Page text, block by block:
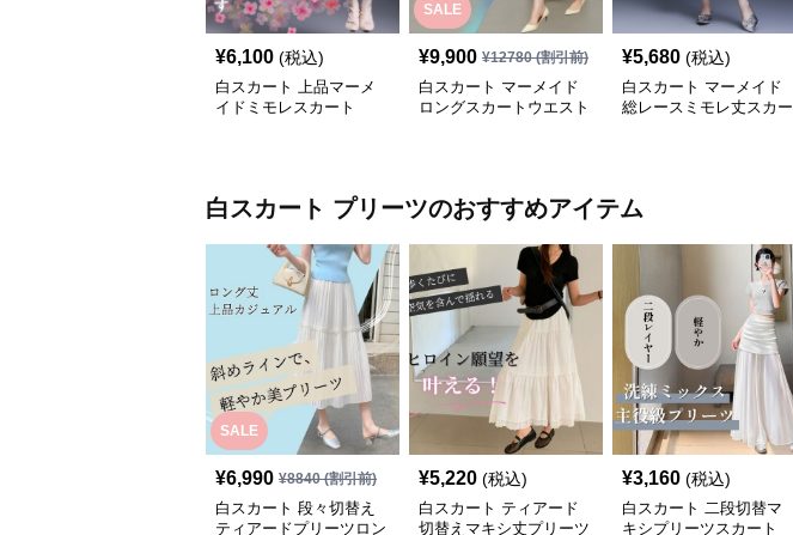
¥6,100 (税込)
白スカート 上品マーメ
イドミモレスカート
SALE
¥9,900 ¥12780(割引前)
白スカート マーメイド
ロングスカートウエスト
¥5,680 (税込)
白スカート マーメイド
総レースミモレ丈スカー
白スカート プリーツのおすすめアイテム
SALE
¥6,990 ¥8840(割引前)
白スカート 段々切替え
ティアードプリーツロン
¥5,220 (税込)
白スカート ティアード
切替えマキシ丈プリーツ
¥3,160 (税込)
白スカート 二段切替マ
キシプリーツスカート